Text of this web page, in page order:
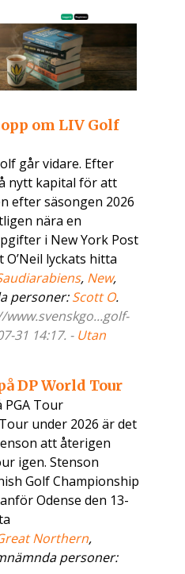
om LIV Golf
går vidare. Efter
nytt kapital för att
efter säsongen 2026
nära en
i New York Post
O’Neil lyckats hitta
, New,
personer:Scott O.
31 14:17. - Utan
DP World Tour
Tour
under 2026 är det
att återigen
igen. Stenson
Golf Championship
Odense den 13-
Northern,
personer: